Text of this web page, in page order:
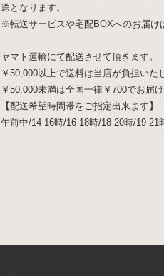
送となります。
※転送サービスや宅配BOXへのお届け
ヤマト運輸にて配送させて頂きます。
￥50,000以上で送料は当店が負担いた
￥50,000未満は全国一律￥700でお届け
【配送希望時間帯をご指定出来ます】
午前中/14-16時/16-18時/18-20時/19-21